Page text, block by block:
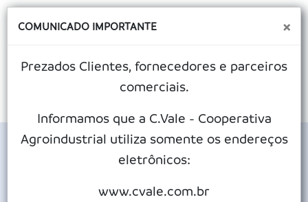
MENU
Avanço físico das obras do contorno viário
COMUNICADO IMPORTANTE ×
Prezados Clientes, fornecedores e parceiros
comerciais.
Informamos que a C.Vale - Cooperativa
Agroindustrial utiliza somente os endereços
eletrônicos:
www.cvale.com.br